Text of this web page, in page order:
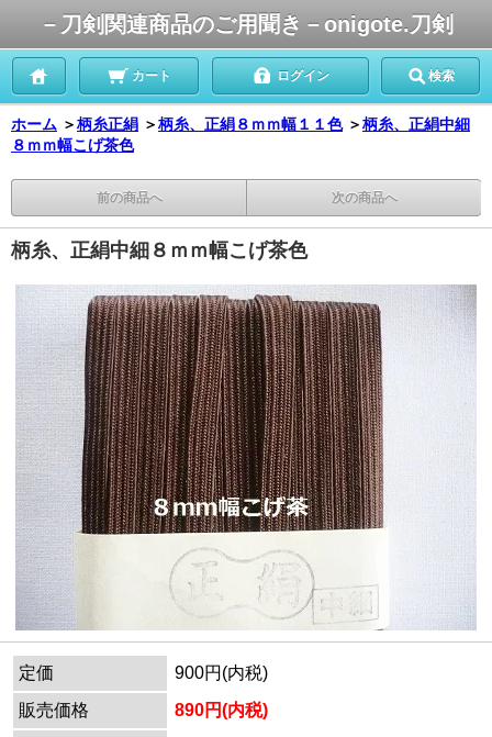
－刀剣関連商品のご用聞き－onigote.刀剣
カート ログイン 検索
ホーム ＞柄糸正絹 ＞柄糸、正絹８ｍｍ幅１１色 ＞柄糸、正絹中細
８ｍｍ幅こげ茶色
前の商品へ 次の商品へ
柄糸、正絹中細８ｍｍ幅こげ茶色
定価
900円(内税)
販売価格
890円(内税)